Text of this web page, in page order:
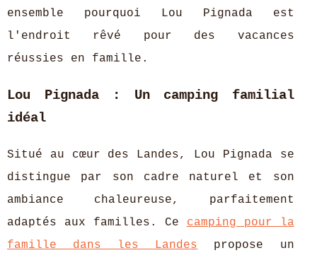
ensemble pourquoi Lou Pignada est
l'endroit rêvé pour des vacances
réussies en famille.
Lou Pignada : Un camping familial
idéal
Situé au cœur des Landes, Lou Pignada se
distingue par son cadre naturel et son
ambiance chaleureuse, parfaitement
adaptés aux familles. Ce camping pour la
famille dans les Landes propose un